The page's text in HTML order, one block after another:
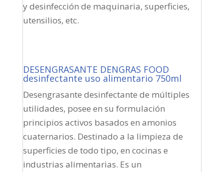
y desinfección de maquinaria, superficies,
utensilios, etc.
DESENGRASANTE DENGRAS FOOD
desinfectante uso alimentario 750ml
Desengrasante desinfectante de múltiples
utilidades, posee en su formulación
principios activos basados en amonios
cuaternarios. Destinado a la limpieza de
superficies de todo tipo, en cocinas e
industrias alimentarias. Es un